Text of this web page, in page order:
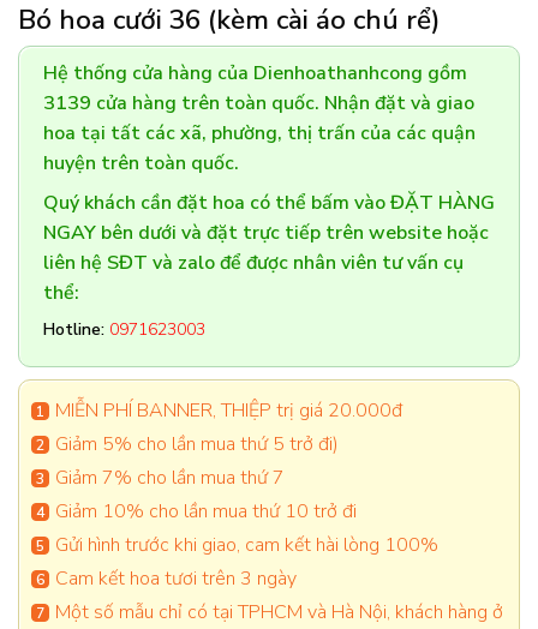
Bó hoa cưới 36 (kèm cài áo chú rể)
Hệ thống cửa hàng của Dienhoathanhcong gồm
3139 cửa hàng trên toàn quốc. Nhận đặt và giao
hoa tại tất các xã, phường, thị trấn của các quận
huyện trên toàn quốc.
Quý khách cần đặt hoa có thể bấm vào ĐẶT HÀNG
NGAY bên dưới và đặt trực tiếp trên website hoặc
liên hệ SĐT và zalo để được nhân viên tư vấn cụ
thể:
Hotline: 0971623003
MIỄN PHÍ BANNER, THIỆP trị giá 20.000đ
Giảm 5% cho lần mua thứ 5 trở đi)
Giảm 7% cho lần mua thứ 7
Giảm 10% cho lần mua thứ 10 trở đi
Gửi hình trước khi giao, cam kết hài lòng 100%
Cam kết hoa tươi trên 3 ngày
Một số mẫu chỉ có tại TPHCM và Hà Nội, khách hàng ở